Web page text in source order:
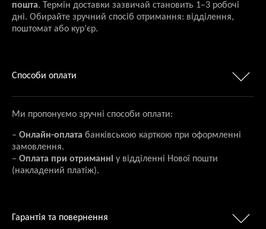
пошта. Термін доставки зазвичай становить 1–3 робочі
дні. Обирайте зручний спосіб отримання: відділення,
поштомат або кур’єр.
Способи оплати
Ми пропонуємо зручні способи оплати:
– Онлайн-оплата банківською карткою при оформленні
замовлення.
– Оплата при отриманні у відділенні Нової пошти
(накладений платіж).
Гарантія та повернення